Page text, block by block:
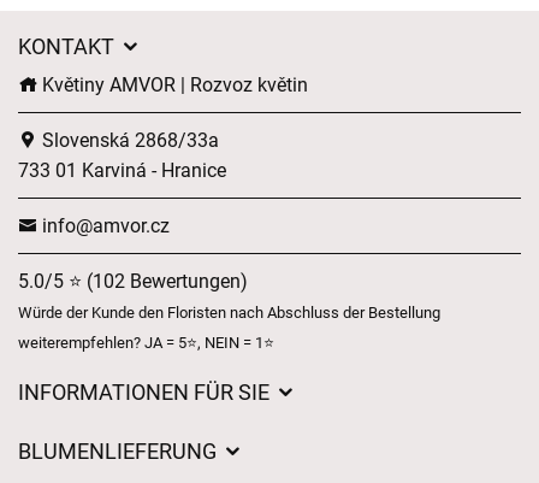
KONTAKT
Květiny AMVOR | Rozvoz květin
Slovenská 2868/33a
733 01 Karviná - Hranice
info@amvor.cz
5.0/5 ⭐ (102 Bewertungen)
Würde der Kunde den Floristen nach Abschluss der Bestellung
weiterempfehlen? JA = 5⭐, NEIN = 1⭐
INFORMATIONEN FÜR SIE
BLUMENLIEFERUNG